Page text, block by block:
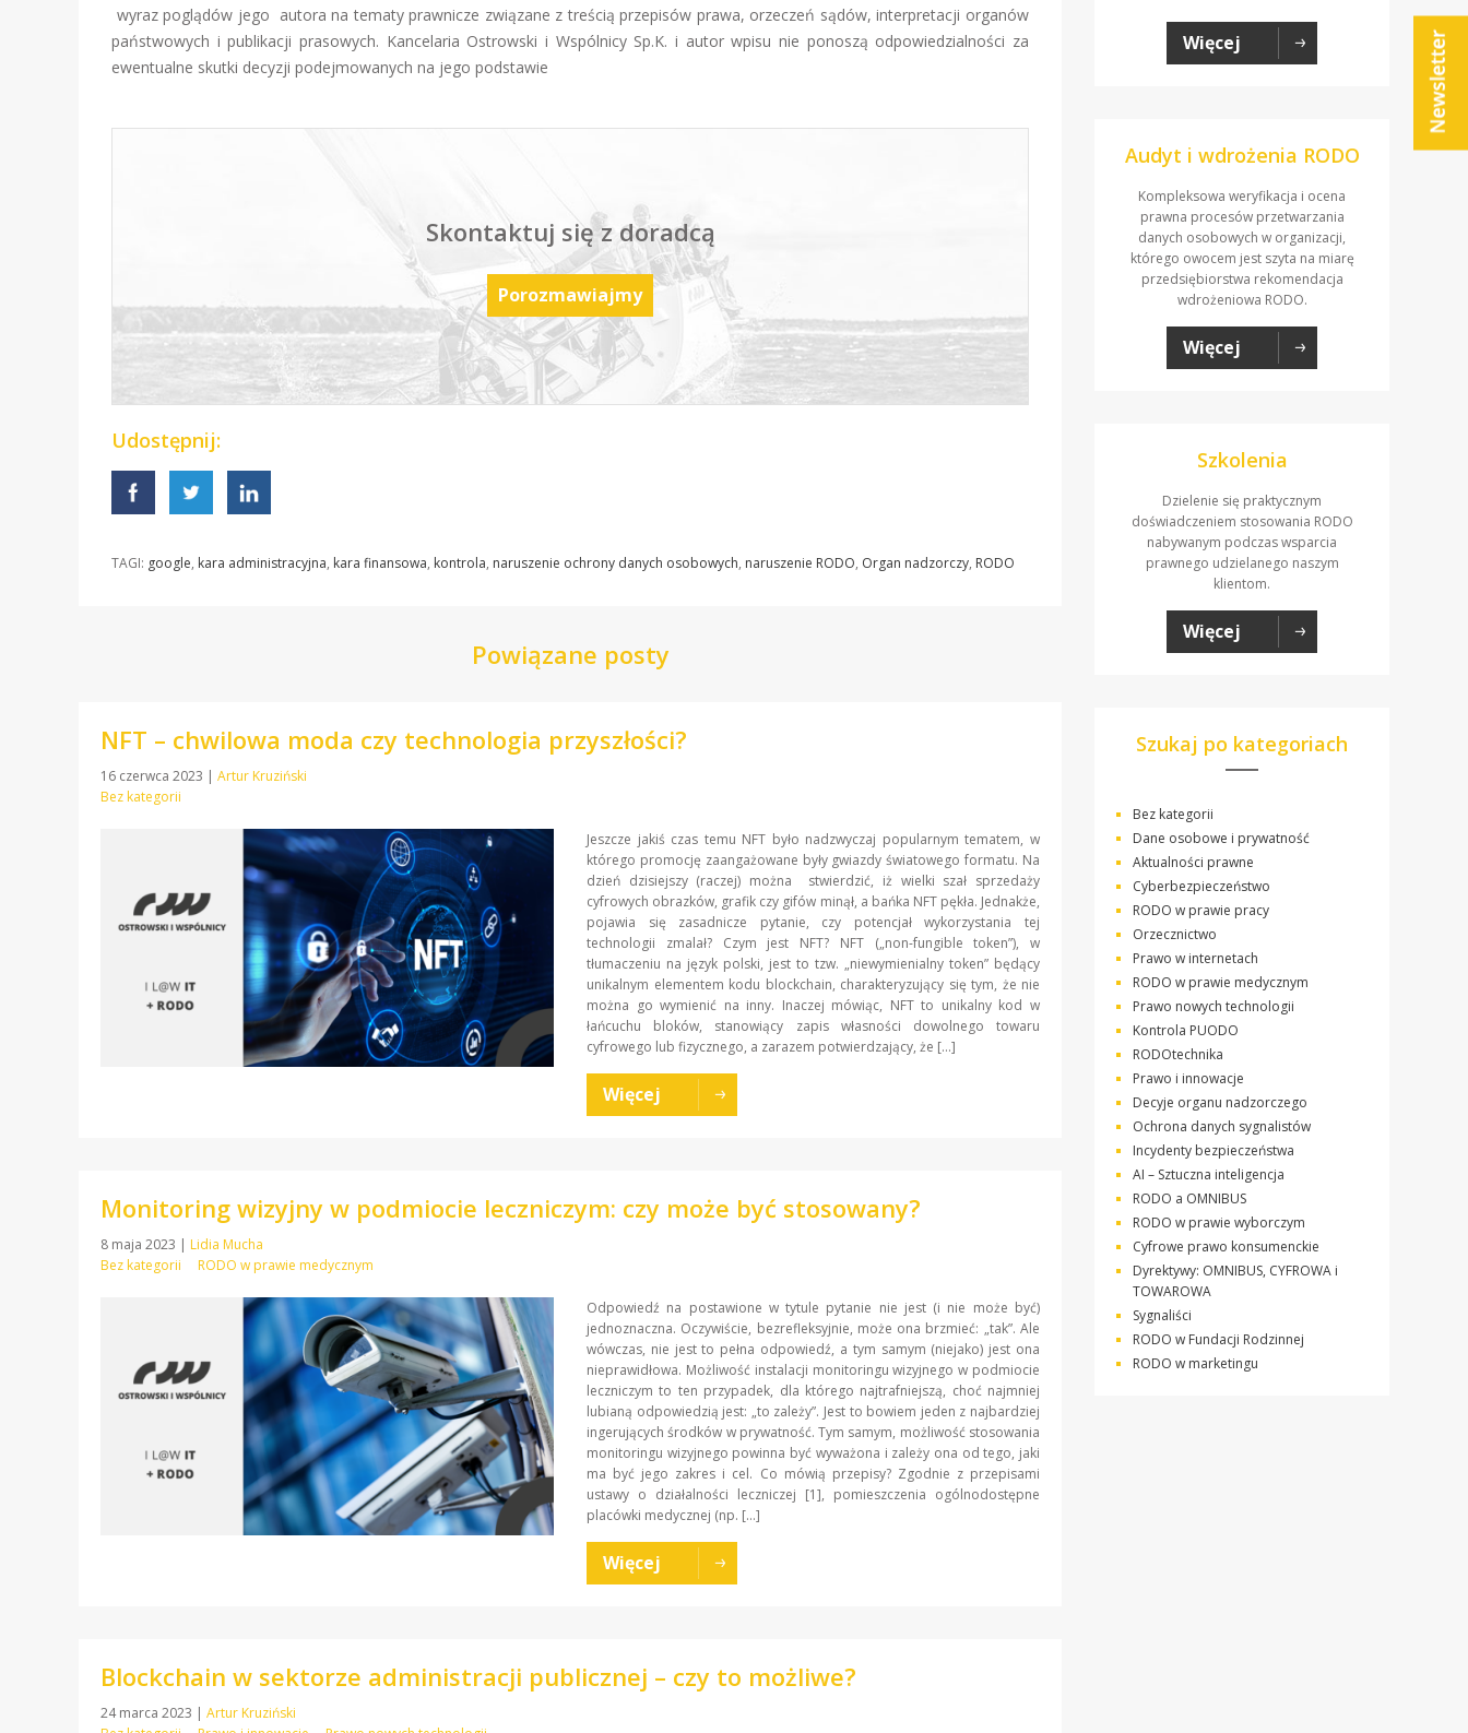
wyraz poglądów jego autora na tematy prawnicze związane z treścią przepisów prawa, orzeczeń sądów, interpretacji organów
państwowych i publikacji prasowych. Kancelaria Ostrowski i Wspólnicy Sp.K. i autor wpisu nie ponoszą odpowiedzialności za
ewentualne skutki decyzji podejmowanych na jego podstawie
Skontaktuj się z doradcą
Porozmawiajmy
Udostępnij:
TAGI: google, kara administracyjna, kara finansowa, kontrola, naruszenie ochrony danych osobowych, naruszenie RODO, Organ nadzorczy, RODO
Powiązane posty
NFT – chwilowa moda czy technologia przyszłości?
16 czerwca 2023 | Artur Kruziński
Bez kategorii
Jeszcze jakiś czas temu NFT było nadzwyczaj popularnym tematem, w
którego promocję zaangażowane były gwiazdy światowego formatu. Na
dzień dzisiejszy (raczej) można stwierdzić, iż wielki szał sprzedaży
cyfrowych obrazków, grafik czy gifów minął, a bańka NFT pękła. Jednakże,
pojawia się zasadnicze pytanie, czy potencjał wykorzystania tej
technologii zmalał? Czym jest NFT? NFT („non-fungible token”), w
tłumaczeniu na język polski, jest to tzw. „niewymienialny token” będący
unikalnym elementem kodu blockchain, charakteryzujący się tym, że nie
można go wymienić na inny. Inaczej mówiąc, NFT to unikalny kod w
łańcuchu bloków, stanowiący zapis własności dowolnego towaru
cyfrowego lub fizycznego, a zarazem potwierdzający, że […]
Więcej
Monitoring wizyjny w podmiocie leczniczym: czy może być stosowany?
8 maja 2023 | Lidia Mucha
Bez kategorii
RODO w prawie medycznym
Odpowiedź na postawione w tytule pytanie nie jest (i nie może być)
jednoznaczna. Oczywiście, bezrefleksyjnie, może ona brzmieć: „tak”. Ale
wówczas, nie jest to pełna odpowiedź, a tym samym (niejako) jest ona
nieprawidłowa. Możliwość instalacji monitoringu wizyjnego w podmiocie
leczniczym to ten przypadek, dla którego najtrafniejszą, choć najmniej
lubianą odpowiedzią jest: „to zależy”. Jest to bowiem jeden z najbardziej
ingerujących środków w prywatność. Tym samym, możliwość stosowania
monitoringu wizyjnego powinna być wyważona i zależy ona od tego, jaki
ma być jego zakres i cel. Co mówią przepisy? Zgodnie z przepisami
ustawy o działalności leczniczej [1], pomieszczenia ogólnodostępne
placówki medycznej (np. […]
Więcej
Blockchain w sektorze administracji publicznej – czy to możliwe?
24 marca 2023 | Artur Kruziński
Więcej
Audyt i wdrożenia RODO
Kompleksowa weryfikacja i ocena
prawna procesów przetwarzania
danych osobowych w organizacji,
którego owocem jest szyta na miarę
przedsiębiorstwa rekomendacja
wdrożeniowa RODO.
Więcej
Szkolenia
Dzielenie się praktycznym
doświadczeniem stosowania RODO
nabywanym podczas wsparcia
prawnego udzielanego naszym
klientom.
Więcej
Szukaj po kategoriach
Bez kategorii
Dane osobowe i prywatność
Aktualności prawne
Cyberbezpieczeństwo
RODO w prawie pracy
Orzecznictwo
Prawo w internetach
RODO w prawie medycznym
Prawo nowych technologii
Kontrola PUODO
RODOtechnika
Prawo i innowacje
Decyje organu nadzorczego
Ochrona danych sygnalistów
Incydenty bezpieczeństwa
AI – Sztuczna inteligencja
RODO a OMNIBUS
RODO w prawie wyborczym
Cyfrowe prawo konsumenckie
Dyrektywy: OMNIBUS, CYFROWA i
TOWAROWA
Sygnaliści
RODO w Fundacji Rodzinnej
RODO w marketingu